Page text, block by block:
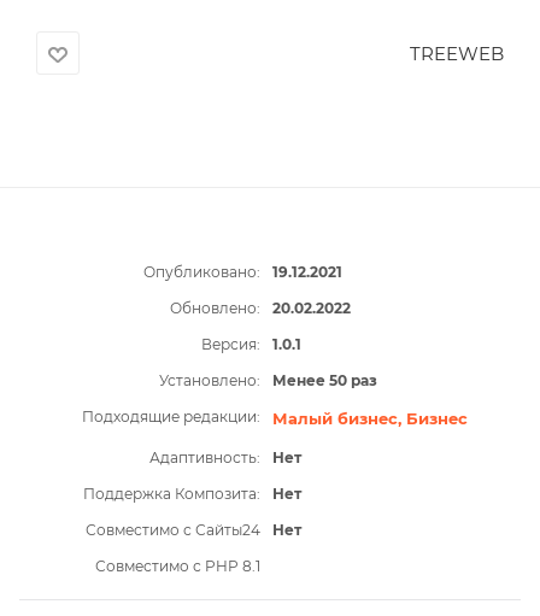
TREEWEB
Опубликовано:
19.12.2021
Обновлено:
20.02.2022
Версия:
1.0.1
Установлено:
Менее 50 раз
Подходящие редакции:
Малый бизнес, Бизнес
Адаптивность:
Нет
Поддержка Композита:
Нет
Совместимо с Сайты24
Нет
Совместимо с PHP 8.1